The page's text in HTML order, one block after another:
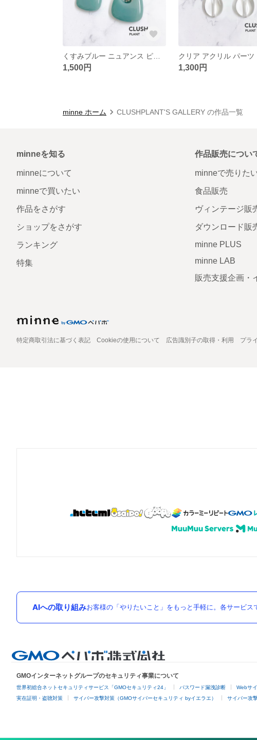
1,500円 1,300円
minne ホーム CLUSHPLANT'S GALLERY の作品一覧
minneを知る
minneについて
minneで買いたい
作品をさがす
ショップをさがす
ランキング
特集
作品販売につい
minneで売りた
食品販売
ヴィンテージ販
ダウンロード販
minne PLUS
minne LAB
販売支援企画・
特定商取引法に基づく表記 Cookieの使用について 広告識別子の取得・利用 プラ
AIへの取り組みお客様の「やりたいこと」をもっと手軽に。各サービス
GMOインターネットグループのセキュリティ事業について
世界初総合ネットセキュリティサービス「GMOセキュリティ24」 パスワード漏洩診断 Webサ
実在証明・盗聴対策 サイバー攻撃対策（GMOサイバーセキュリティ byイエラエ） サイバー攻